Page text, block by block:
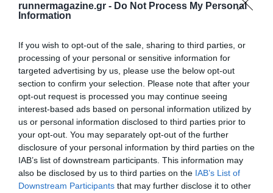
runnermagazine.gr - Do Not Process My Personal
Information
If you wish to opt-out of the sale, sharing to third parties, or
processing of your personal or sensitive information for
targeted advertising by us, please use the below opt-out
section to confirm your selection. Please note that after your
opt-out request is processed you may continue seeing
interest-based ads based on personal information utilized by
us or personal information disclosed to third parties prior to
your opt-out. You may separately opt-out of the further
disclosure of your personal information by third parties on the
IAB’s list of downstream participants. This information may
also be disclosed by us to third parties on the IAB’s List of
Downstream Participants that may further disclose it to other